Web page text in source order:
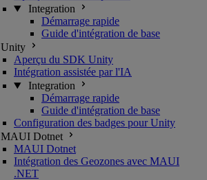
Integration
Démarrage rapide
Guide d'intégration de base
Unity
Aperçu du SDK Unity
Intégration assistée par l'IA
Integration
Démarrage rapide
Guide d'intégration de base
Configuration des badges pour Unity
MAUI Dotnet
MAUI Dotnet
Intégration des Geozones avec MAUI
.NET